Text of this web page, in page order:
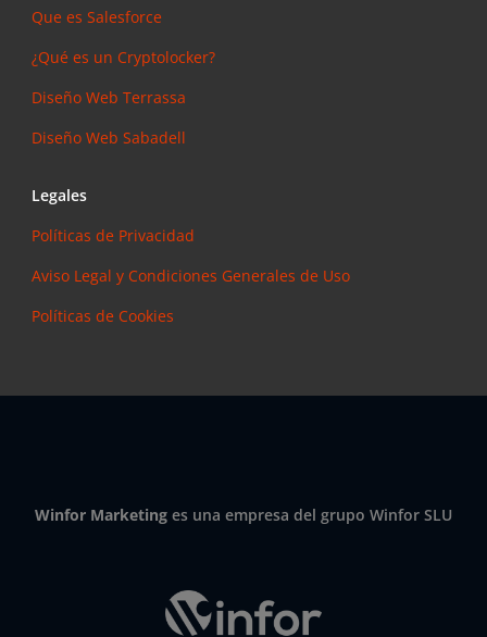
Que es Salesforce
¿Qué es un Cryptolocker?
Diseño Web Terrassa
Diseño Web Sabadell
Legales
Políticas de Privacidad
Aviso Legal y Condiciones Generales de Uso
Políticas de Cookies
Winfor Marketing es una empresa del grupo Winfor SLU